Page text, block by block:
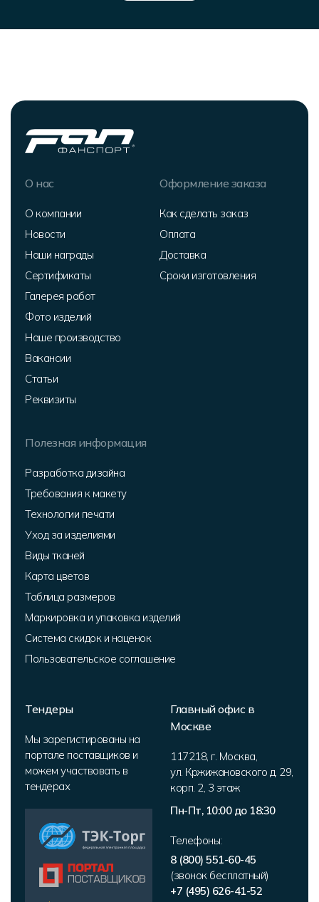
О нас
О компании
Новости
Наши награды
Сертификаты
Галерея работ
Фото изделий
Наше производство
Вакансии
Статьи
Реквизиты
Оформление заказа
Как сделать заказ
Оплата
Доставка
Сроки изготовления
Полезная информация
Разработка дизайна
Требования к макету
Технологии печати
Уход за изделиями
Виды тканей
Карта цветов
Таблица размеров
Маркировка и упаковка изделий
Система скидок и наценок
Пользовательское соглашение
Тендеры
Мы зарегистированы на
портале поставщиков и
можем участвовать в
тендерах
Главный офис в
Москве
117218, г. Москва,
ул. Кржижановского д. 29,
корп. 2, 3 этаж
Пн-Пт, 10:00 до 18:30
Телефоны:
8 (800) 551-60-45
(звонок бесплатный)
+7 (495) 626-41-52